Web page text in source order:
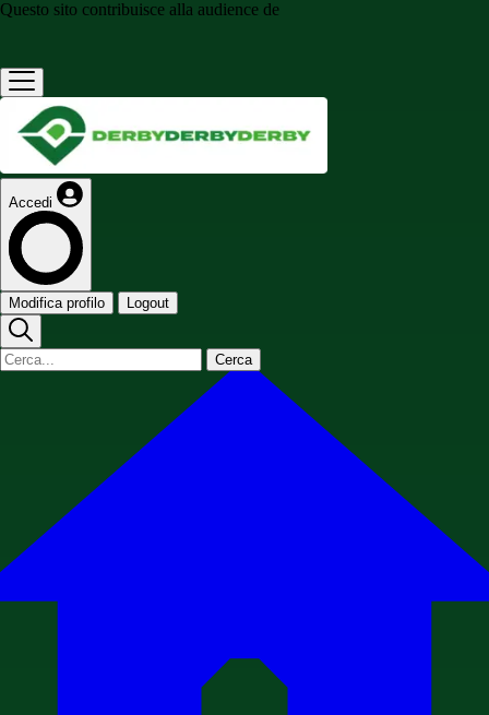
Questo sito contribuisce alla audience de
Accedi
Modifica profilo Logout
Cerca